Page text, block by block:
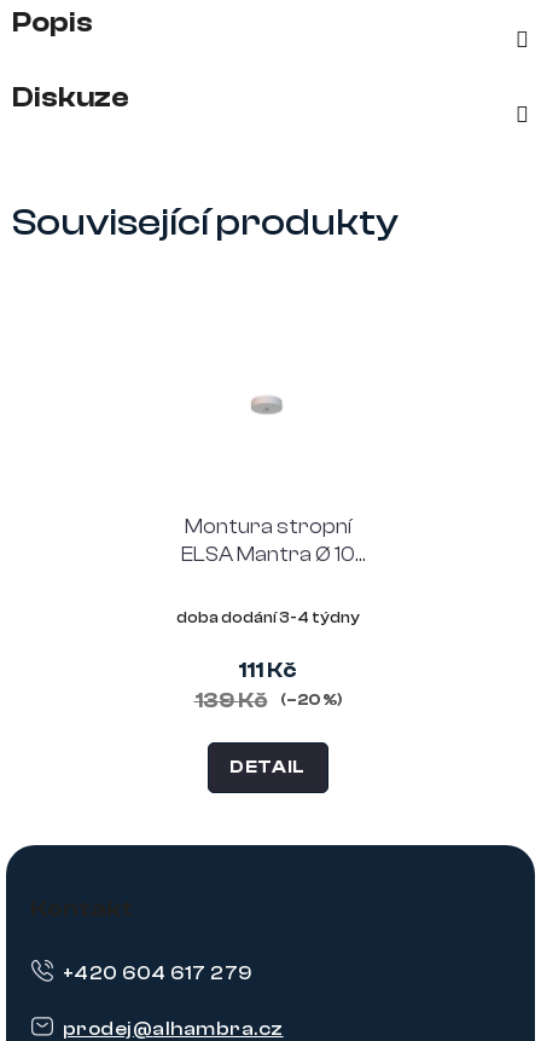
Popis
Diskuze
Související produkty
Montura stropní
ELSA Mantra Ø 10
doba dodání 3-4 týdny
111 Kč
139 Kč
(–20 %)
DETAIL
Z
Kontakt
prodej@alhambra.cz
+420 604 617 279